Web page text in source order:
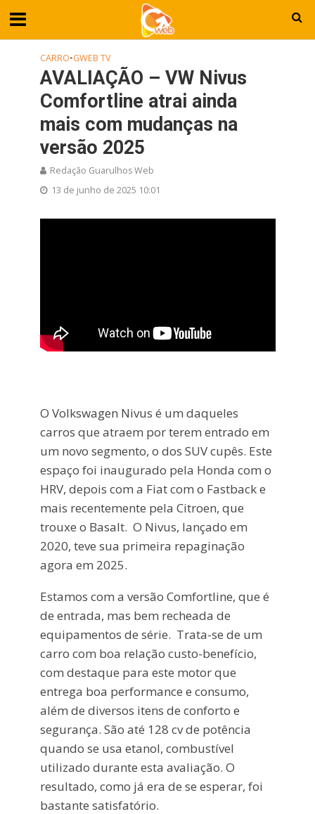
CARRO•GWEB TV
AVALIAÇÃO – VW Nivus
Comfortline atrai ainda
mais com mudanças na
versão 2025
Redação Guarulhos Web
13 de junho de 2025 10:01
O Volkswagen Nivus é um daqueles
carros que atraem por terem entrado em
um novo segmento, o dos SUV cupês. Este
espaço foi inaugurado pela Honda com o
HRV, depois com a Fiat com o Fastback e
mais recentemente pela Citroen, que
trouxe o Basalt. O Nivus, lançado em
2020, teve sua primeira repaginação
agora em 2025.
Estamos com a versão Comfortline, que é
de entrada, mas bem recheada de
equipamentos de série. Trata-se de um
carro com boa relação custo-benefício,
com destaque para este motor que
entrega boa performance e consumo,
além de diversos itens de conforto e
segurança. São até 128 cv de potência
quando se usa etanol, combustível
utilizado durante esta avaliação. O
resultado, como já era de se esperar, foi
bastante satisfatório.